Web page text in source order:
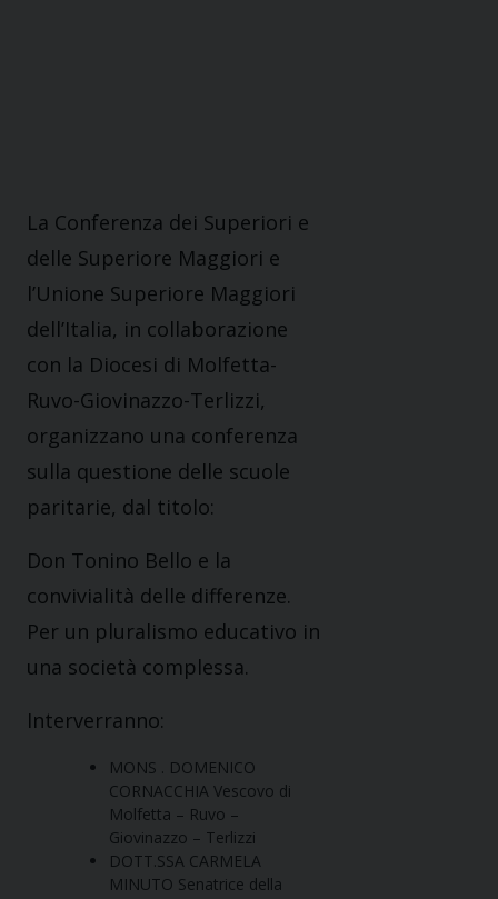
La Conferenza dei Superiori e
delle Superiore Maggiori e
l’Unione Superiore Maggiori
dell’Italia, in collaborazione
con la Diocesi di Molfetta-
Ruvo-Giovinazzo-Terlizzi,
organizzano una conferenza
sulla questione delle scuole
paritarie, dal titolo:
Don Tonino Bello e la
convivialità delle differenze.
Per un pluralismo educativo in
una società complessa.
Interverranno:
MONS . DOMENICO
CORNACCHIA Vescovo di
Molfetta – Ruvo –
Giovinazzo – Terlizzi
DOTT.SSA CARMELA
MINUTO Senatrice della